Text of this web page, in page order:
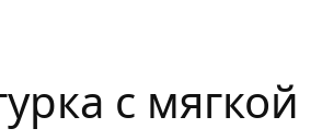
с мягкой